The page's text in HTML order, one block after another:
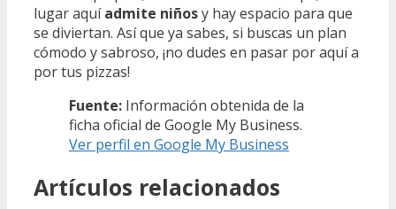
lugar aquíadmite niñosy hay espacio para que
se diviertan. Así que ya sabes, si buscas un plan
cómodo y sabroso, ¡no dudes en pasar por aquí a
por tus pizzas!
Fuente: Información obtenida de la
ficha oficial de Google My Business.
Ver perfil en Google My Business
Artículos relacionados